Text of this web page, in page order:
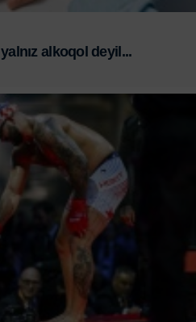
yalnız alkoqol deyil...